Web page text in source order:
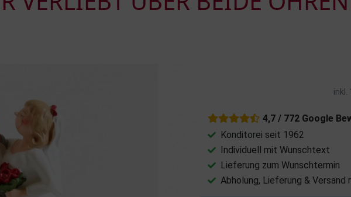
inkl.
4,7 / 772 Google
Konditorei seit 1962
Individuell mit Wunschtext
Lieferung zum Wunschtermin
Abholung, Lieferung & Versand